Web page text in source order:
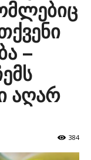
–
აღარ
384